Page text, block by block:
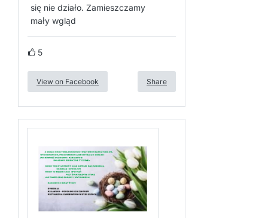
się nie działo. Zamieszczamy
mały wgląd
5
View on Facebook Share